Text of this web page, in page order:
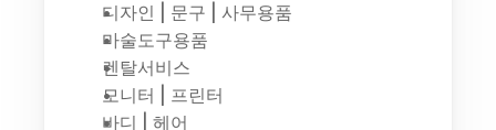
디자인 | 문구 | 사무용품
마술도구용품
렌탈서비스
모니터 | 프린터
바디 | 헤어